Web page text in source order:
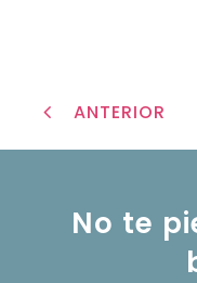
ANTERIOR
No te